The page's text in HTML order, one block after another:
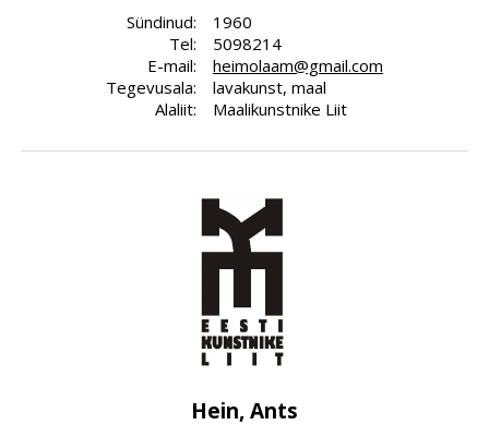
Sündinud:
Tel:
E-mail:
Tegevusala:
Alaliit:
1960
5098214
heimolaam@gmail.com
lavakunst, maal
Maalikunstnike Liit
Hein, Ants